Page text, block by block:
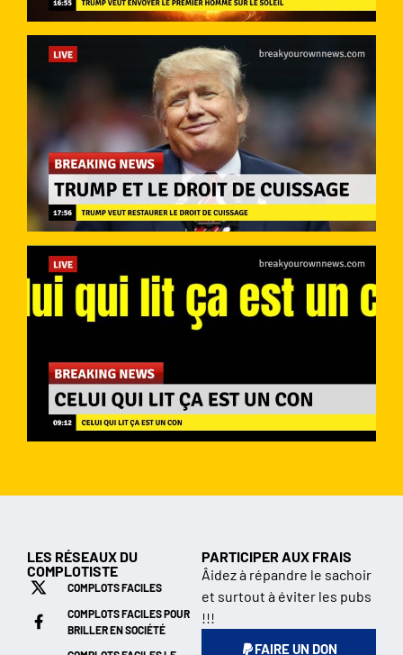
LES RÉSEAUX DU
COMPLOTISTE
COMPLOTS FACILES
COMPLOTS FACILES POUR
BRILLER EN SOCIÉTÉ
PARTICIPER AUX FRAIS
Âidez à répandre le sachoir
et surtout à éviter les pubs
!!!
FAIRE UN DON